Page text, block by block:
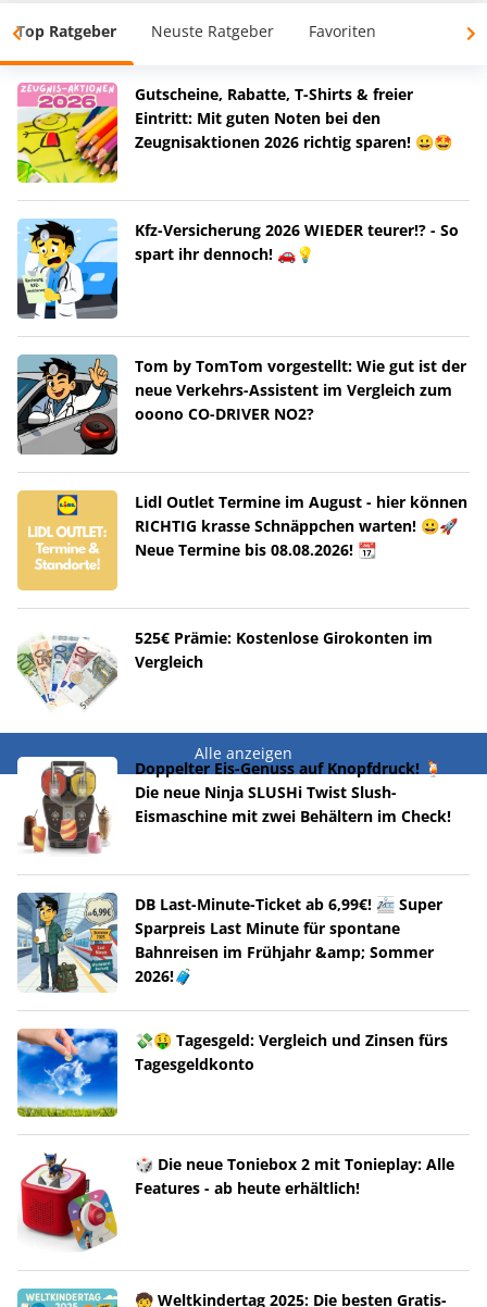
Top Ratgeber Neuste Ratgeber Favoriten
Gutscheine, Rabatte, T-Shirts & freier
Eintritt: Mit guten Noten bei den
Zeugnisaktionen 2026 richtig sparen! 😀🤩
Kfz-Versicherung 2026 WIEDER teurer!? - So
spart ihr dennoch! 🚗💡
Tom by TomTom vorgestellt: Wie gut ist der
neue Verkehrs-Assistent im Vergleich zum
ooono CO-DRIVER NO2?
Lidl Outlet Termine im August - hier können
RICHTIG krasse Schnäppchen warten! 😀🚀
Neue Termine bis 08.08.2026! 📆
525€ Prämie: Kostenlose Girokonten im
Vergleich
Alle anzeigen
Doppelter Eis-Genuss auf Knopfdruck! 🍹
Die neue Ninja SLUSHi Twist Slush-
Eismaschine mit zwei Behältern im Check!
DB Last-Minute-Ticket ab 6,99€! 🚈 Super
Sparpreis Last Minute für spontane
Bahnreisen im Frühjahr &amp; Sommer
2026!🧳
💸🤑 Tagesgeld: Vergleich und Zinsen fürs
Tagesgeldkonto
🎲 Die neue Toniebox 2 mit Tonieplay: Alle
Features - ab heute erhältlich!
🧒 Weltkindertag 2025: Die besten Gratis-